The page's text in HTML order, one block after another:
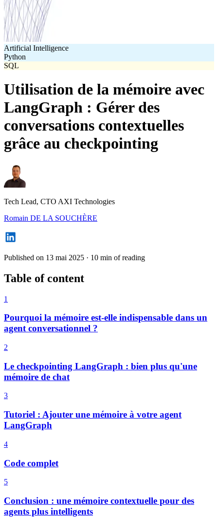
Artificial Intelligence
Python
SQL
Utilisation de la mémoire avec
LangGraph : Gérer des
conversations contextuelles
grâce au checkpointing
Tech Lead, CTO AXI Technologies
Romain DE LA SOUCHÈRE
Published on 13 mai 2025 · 10 min of reading
Table of content
1
Pourquoi la mémoire est-elle indispensable dans un
agent conversationnel ?
2
Le checkpointing LangGraph : bien plus qu'une
mémoire de chat
3
Tutoriel : Ajouter une mémoire à votre agent
LangGraph
4
Code complet
5
Conclusion : une mémoire contextuelle pour des
agents plus intelligents